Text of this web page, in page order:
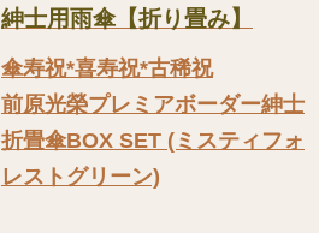
紳士用雨傘【折り畳み】
傘寿祝*喜寿祝*古稀祝
前原光榮プレミアボーダー紳士
折畳傘BOX SET (ミスティフォ
レストグリーン)